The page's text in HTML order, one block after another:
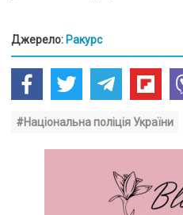
Джерело: Ракурс
#Національна поліція України